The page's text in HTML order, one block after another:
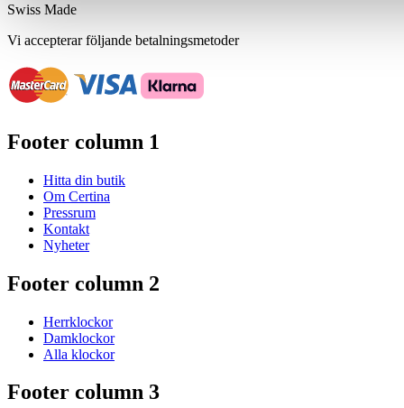
Swiss Made
Vi accepterar följande betalningsmetoder
Footer column 1
Hitta din butik
Om Certina
Pressrum
Kontakt
Nyheter
Footer column 2
Herrklockor
Damklockor
Alla klockor
Footer column 3